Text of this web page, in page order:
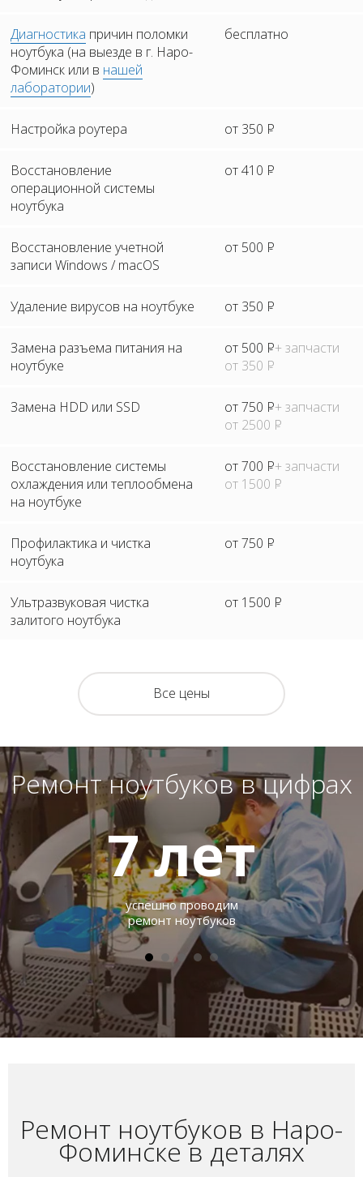
Диагностика причин поломки
ноутбука (на выезде в г. Наро-
Фоминск или в нашей
лаборатории)
бесплатно
Настройка роутера от 350 Р
Восстановление
операционной системы
ноутбука
от 410 Р
Восстановление учетной
записи Windows / macOS
от 500 Р
Удаление вирусов на ноутбуке от 350 Р
Замена разъема питания на
ноутбуке
от 500 Р+ запчасти
от 350 Р
Замена HDD или SSD от 750 Р+ запчасти
от 2500 Р
Восстановление системы
охлаждения или теплообмена
на ноутбуке
от 700 Р+ запчасти
от 1500 Р
Профилактика и чистка
ноутбука
от 750 Р
Ультразвуковая чистка
залитого ноутбука
от 1500 Р
Все цены
Ремонт ноутбуков в цифрах
7лет
успешно проводим
ремонт ноутбуков
Ремонт ноутбуков в Наро-
Фоминске в деталях